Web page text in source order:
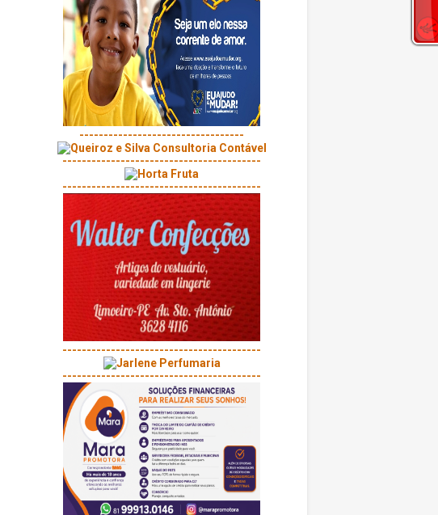
----------------------------------
-----------------------------------------
-----------------------------------------
-----------------------------------------
-----------------------------------------